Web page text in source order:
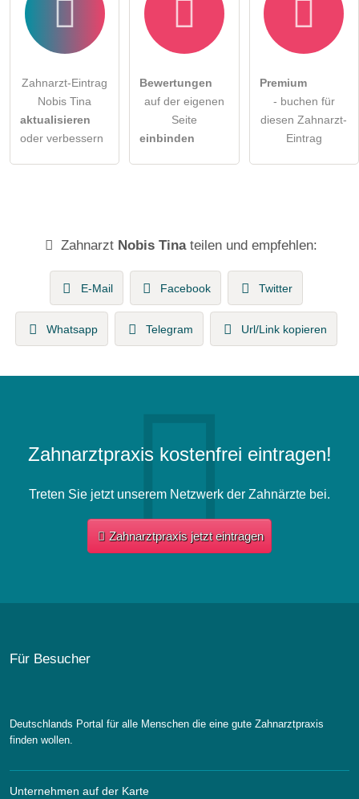
Zahnarzt-Eintrag
Nobis Tina
aktualisieren
oder verbessern
Bewertungen
auf der eigenen
Seite
einbinden
Premium
- buchen für
diesen Zahnarzt-
Eintrag
Zahnarzt Nobis Tinateilen und empfehlen:
E-Mail Facebook Twitter
Whatsapp Telegram Url/Link kopieren
Zahnarztpraxis kostenfrei eintragen!
Treten Sie jetzt unserem Netzwerk der Zahnärzte bei.
Zahnarztpraxis jetzt eintragen
Für Besucher
Deutschlands Portal für alle Menschen die eine gute Zahnarztpraxis
finden wollen.
Unternehmen auf der Karte